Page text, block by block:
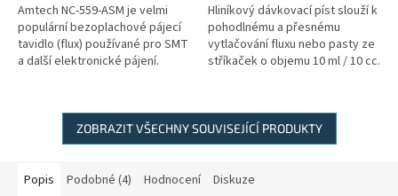
Amtech NC-559-ASM je velmi
populární bezoplachové pájecí
tavidlo (flux) používané pro SMT
a další elektronické pájení.
Hliníkový dávkovací píst slouží k
pohodlnému a přesnému
vytlačování fluxu nebo pasty ze
stříkaček o objemu 10 ml / 10 cc.
ZOBRAZIT VŠECHNY SOUVISEJÍCÍ PRODUKTY
Popis Podobné (4) Hodnocení Diskuze